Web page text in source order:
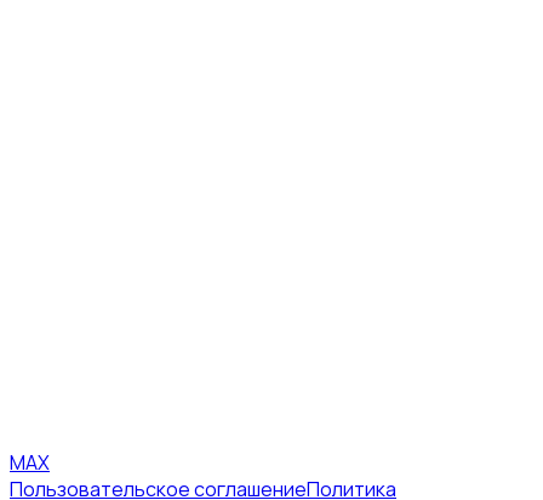
MAX
Пользовательское соглашениеПолитика